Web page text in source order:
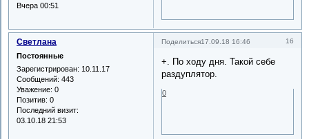
Вчера 00:51
Поделиться 16
17.09.18 16:46
Светлана
Постоянные
Зарегистрирован: 10.11.17
Сообщений: 443
Уважение: 0
Позитив: 0
Последний визит:
03.10.18 21:53
+. По ходу дня. Такой себе
раздуплятор.
0